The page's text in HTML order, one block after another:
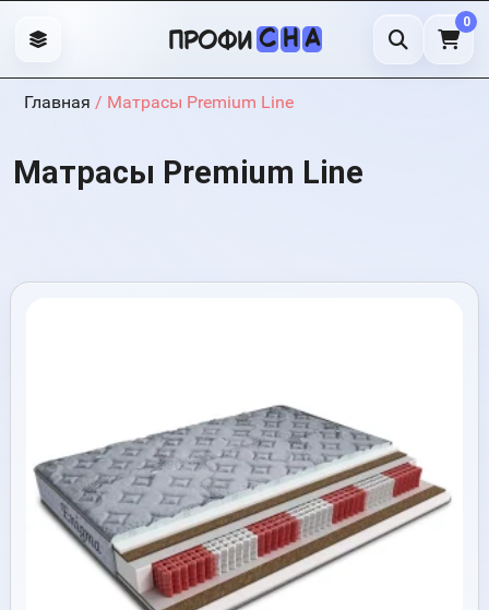
профи С Н А
0
Главная / Матрасы Premium Line
Матрасы Premium Line